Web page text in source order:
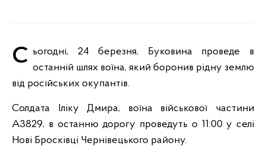
Сьогодні, 24 березня, Буковина проведе в останній шлях воїна, який боронив рідну землю
від російських окупантів.
Солдата Іліку Дмира, воїна військової частини
А3829, в останню дорогу проведуть о 11:00 у селі
Нові Бросківці Чернівецького району.